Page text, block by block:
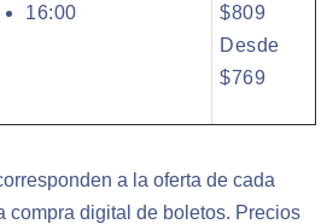
16:00
$809
Desde
$769
a la oferta de cada
compra digital de boletos. Precios